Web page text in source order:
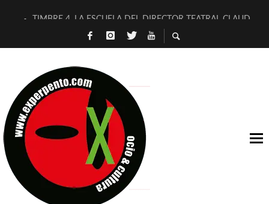
TIMBRE 4, LA ESCUELA DEL DIRECTOR TEATRAL CLAUDIO
30 AÑOS (NO ES NADA) DE LA KATARSIS DEL TOMATAZO
D’BALDOMEROS REINVENTAN [BITÁCORA 3.0] EN EXVITA
MARSHALL FLASH PRESENTA EN EXVITA [RELATIVA
JOFRE BARDAGÍ EN EXVITA INTERPRETANDO A SERRAT
YORCH PRESENTA [CURSO DE ARMONÍA PERSECUTORIA]
MAGALÍ SARE NOS EXPLICA [DESCASADA]
«NO TENGO PUTOS SUEÑOS»